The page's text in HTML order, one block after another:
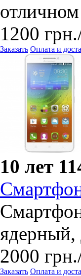
1200 грн.
Заказать Оплата и
10 лет
2000 грн.
Заказать Оплата и